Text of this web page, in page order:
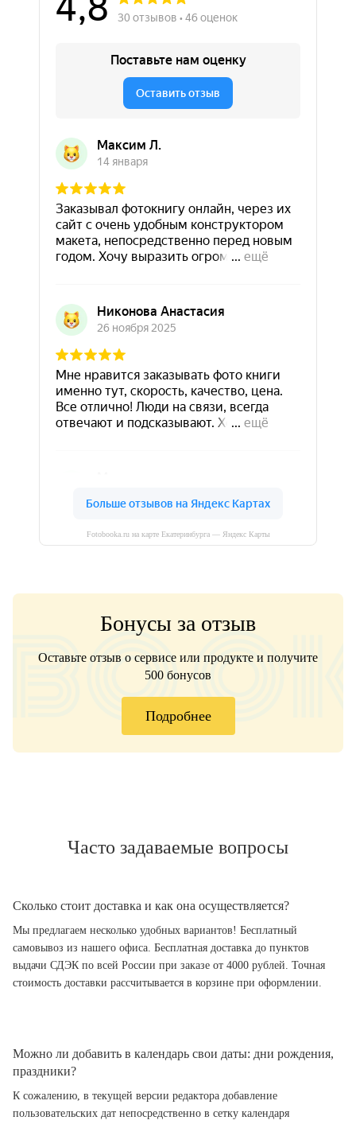
Fotobooka.ru на карте Екатеринбурга — Яндекс Карты
Бонусы за отзыв
Оставьте отзыв о сервисе или продукте и получите
500 бонусов
Подробнее
Часто задаваемые вопросы
Сколько стоит доставка и как она осуществляется?
Мы предлагаем несколько удобных вариантов! Бесплатный
самовывоз из нашего офиса. Бесплатная доставка до пунктов
выдачи СДЭК по всей России при заказе от 4000 рублей. Точная
стоимость доставки рассчитывается в корзине при оформлении.
Можно ли добавить в календарь свои даты: дни рождения,
праздники?
К сожалению, в текущей версии редактора добавление
пользовательских дат непосредственно в сетку календаря